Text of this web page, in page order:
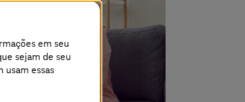
em seu
sejam de seu
usam essas